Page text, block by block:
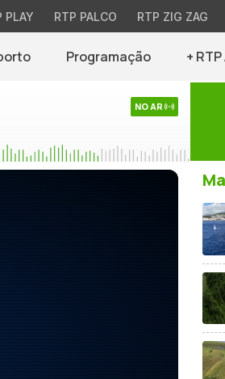
PLAY RTP PALCO RTP ZIG ZAG
Programação +
NO AR